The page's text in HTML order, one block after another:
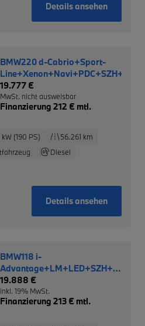
Details ansehen
BMW220 d-Cabrio+Sport-
Line+Xenon+Navi+PDC+SZH+HiFi+
19.777 €
MwSt. nicht ausweisbar
Finanzierung 212 € mtl.
kW (190 PS)
56.261 km
Diesel
Details ansehen
BMW118 i-
Cockpit+
19.888 €
inkl. 19% MwSt.
Finanzierung 213 € mtl.